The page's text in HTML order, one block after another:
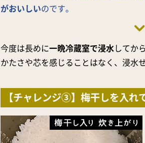
がおいしいのです。
今度は長めに一晩冷蔵室で浸水 してから
かたさや芯を感じることはなく、浸水
【チャレンジ③】梅干しを入れ